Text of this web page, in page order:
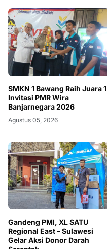
SMKN 1 Bawang Raih Juara 1
Invitasi PMR Wira
Banjarnegara 2026
Agustus 05, 2026
Gandeng PMI, XL SATU
Regional East – Sulawesi
Gelar Aksi Donor Darah